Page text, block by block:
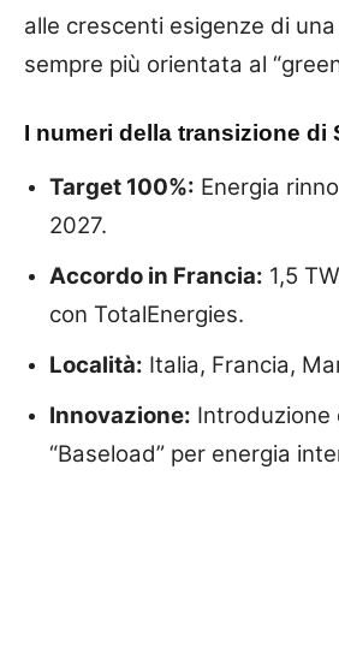
alle crescenti esigenze di
sempre più orientata al
I numeri della transizione di
Target 100%: Energia
2027.
Accordo in Francia: 1,5
con TotalEnergies.
Località: Italia, Francia,
Innovazione: Introduzione
“Baseload” per energia